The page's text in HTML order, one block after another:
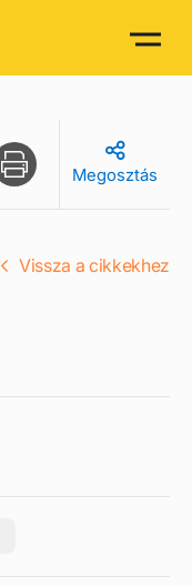
Megosztás
Vissza a cikkekhez